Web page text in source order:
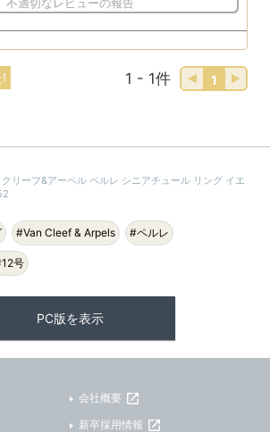
1
1 - 1件
リーフ&アーペル ペルレ シニアチュール リング イエ
#Van Cleef & Arpels #ペルレ
号
PC版を表示
会社概要
新卒採用情報